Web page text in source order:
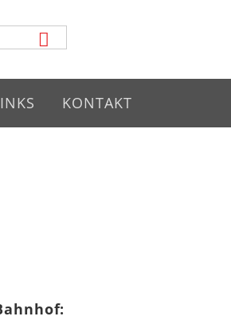
KONTAKT